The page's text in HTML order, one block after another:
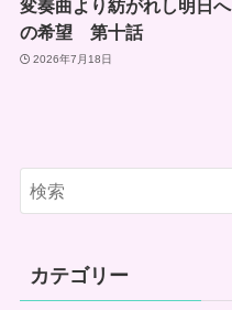
変奏曲より紡がれし明日へ
の希望 第十話
2026年7月18日
カテゴリー